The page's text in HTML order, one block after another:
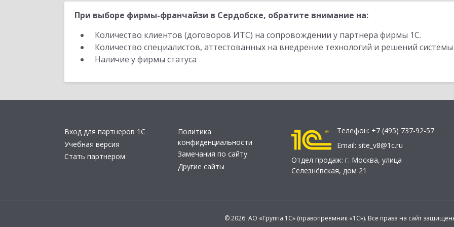
При выборе фирмы-франчайзи в Сердобске, обратите внимание на:
Количество клиентов (договоров ИТС) на сопровождении у партнера фирмы 1С.
Количество специалистов, аттестованных на внедрение технологий и решений
Наличие у фирмы статуса
Вход для партнеров 1С
Учебная версия
Стать партнером
Политика
конфиденциальности
Замечания по сайту
Другие сайты
Телефон: +7 (495) 737-92-57
Email: site_v8@1c.ru
Отдел продаж: г. Москва, улица
Селезнёвская, дом 21
© 2026 АО «Группа 1С» (правопреемник «1С»). Все права на сайт